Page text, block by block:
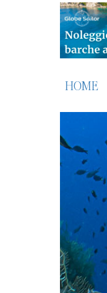
HOME